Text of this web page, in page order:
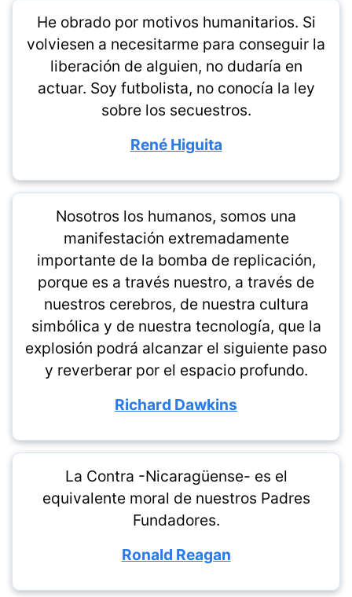
He obrado por motivos humanitarios. Si
volviesen a necesitarme para conseguir la
liberación de alguien, no dudaría en
actuar. Soy futbolista, no conocía la ley
sobre los secuestros.
René Higuita
Nosotros los humanos, somos una
manifestación extremadamente
importante de la bomba de replicación,
porque es a través nuestro, a través de
nuestros cerebros, de nuestra cultura
simbólica y de nuestra tecnología, que la
explosión podrá alcanzar el siguiente paso
y reverberar por el espacio profundo.
Richard Dawkins
La Contra -Nicaragüense- es el
equivalente moral de nuestros Padres
Fundadores.
Ronald Reagan